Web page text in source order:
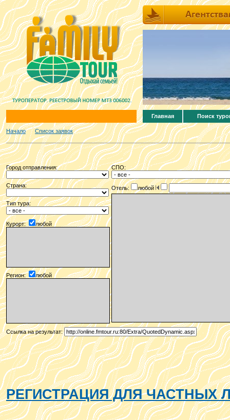
Главная Поиск
Начало Список заявок
Город отправления:
Страна:
Тип тура:
Курорт: любой
Регион: любой
СПО:
Отель: любой
Ссылка на результат:
РЕГИСТРАЦИЯ ДЛЯ ЧАСТНЫХ